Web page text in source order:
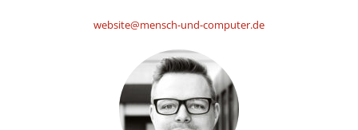
website@mensch-und-computer.de